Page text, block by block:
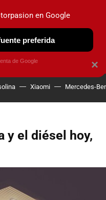
OBSERVATORIO
Xiaomi Mercedes-
y el diésel hoy,
×
en Google
preferida
de Google